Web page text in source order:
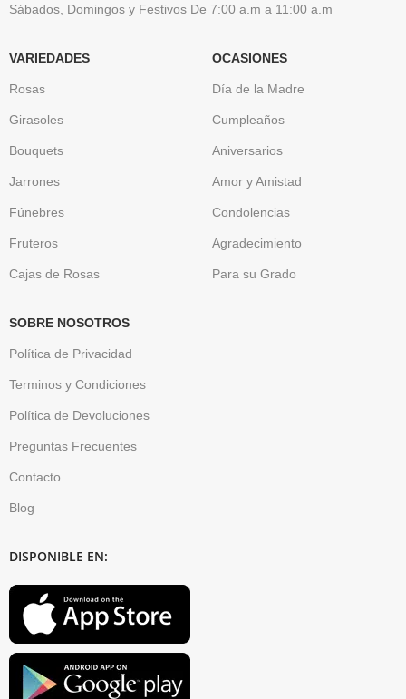
Sábados, Domingos y Festivos De 7:00 a.m a 11:00 a.m
VARIEDADES
Rosas
Girasoles
Bouquets
Jarrones
Fúnebres
Fruteros
Cajas de Rosas
OCASIONES
Día de la Madre
Cumpleaños
Aniversarios
Amor y Amistad
Condolencias
Agradecimiento
Para su Grado
SOBRE NOSOTROS
Política de Privacidad
Terminos y Condiciones
Política de Devoluciones
Preguntas Frecuentes
Contacto
Blog
DISPONIBLE EN: